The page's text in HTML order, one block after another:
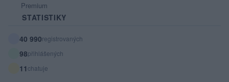
Premium
STATISTIKY
40 990registrovaných
98přihlášených
11 chatuje